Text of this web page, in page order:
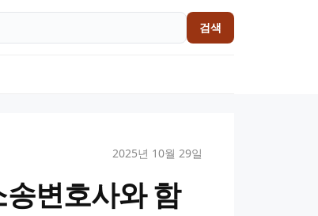
검색
2025년 10월 29일
변호사와 함